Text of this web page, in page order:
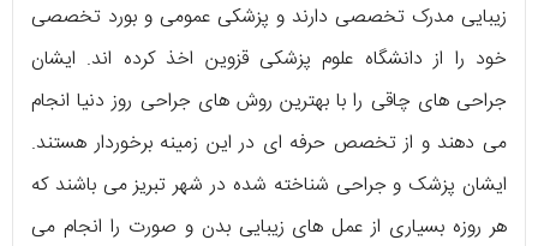
زیبایی مدرک تخصصی دارند و پزشکی عمومی و بورد تخصصی
خود را از دانشگاه علوم پزشکی قزوین اخذ کرده اند. ایشان
جراحی های چاقی را با بهترین روش های جراحی روز دنیا انجام
می دهند و از تخصص حرفه ای در این زمینه برخوردار هستند.
ایشان پزشک و جراحی شناخته شده در شهر تبریز می باشند که
هر روزه بسیاری از عمل های زیبایی بدن و صورت را انجام می